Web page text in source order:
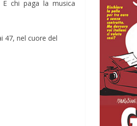
chi paga la musica
47, nel cuore del